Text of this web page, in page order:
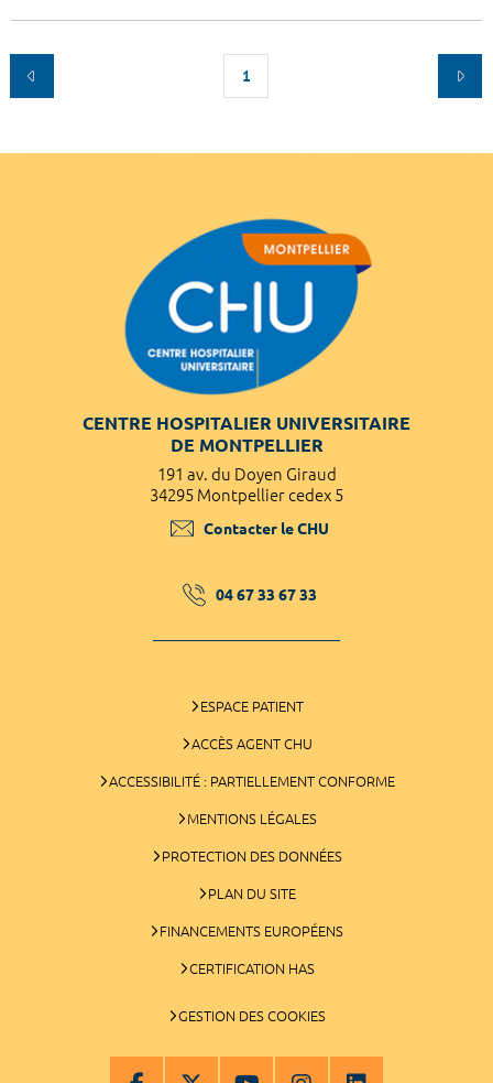
1
CENTRE HOSPITALIER UNIVERSITAIRE
DE MONTPELLIER
191 av. du Doyen Giraud
34295 Montpellier cedex 5
Contacter le CHU
04 67 33 67 33
ESPACE PATIENT
ACCÈS AGENT CHU
ACCESSIBILITÉ : PARTIELLEMENT CONFORME
MENTIONS LÉGALES
PROTECTION DES DONNÉES
PLAN DU SITE
FINANCEMENTS EUROPÉENS
CERTIFICATION HAS
GESTION DES COOKIES